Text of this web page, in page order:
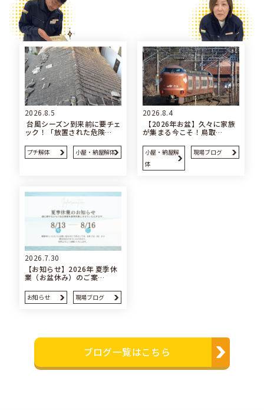
2026.8.5
台風シーズン到来前に要チェ
ック！「放置された危険…
プチ解体 小屋・納屋解体
2026.8.4
【2026年お盆】久々に家族
が集まる今こそ！鳥取…
小屋・納屋解
体
現場ブログ
2026.7.30
【お知らせ】2026年 夏季休
業（お盆休み）のご案…
お知らせ 現場ブログ
ブログ一覧はこちら